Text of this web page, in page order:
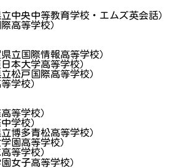
中央中等教育学校・エムズ英会話）
高等学校）
国際情報高等学校）
大学高等学校）
戸国際高等学校）
学校）
等学校）
学校）
多青松高等学校）
園高等学校）
等学校）
子高等学校）